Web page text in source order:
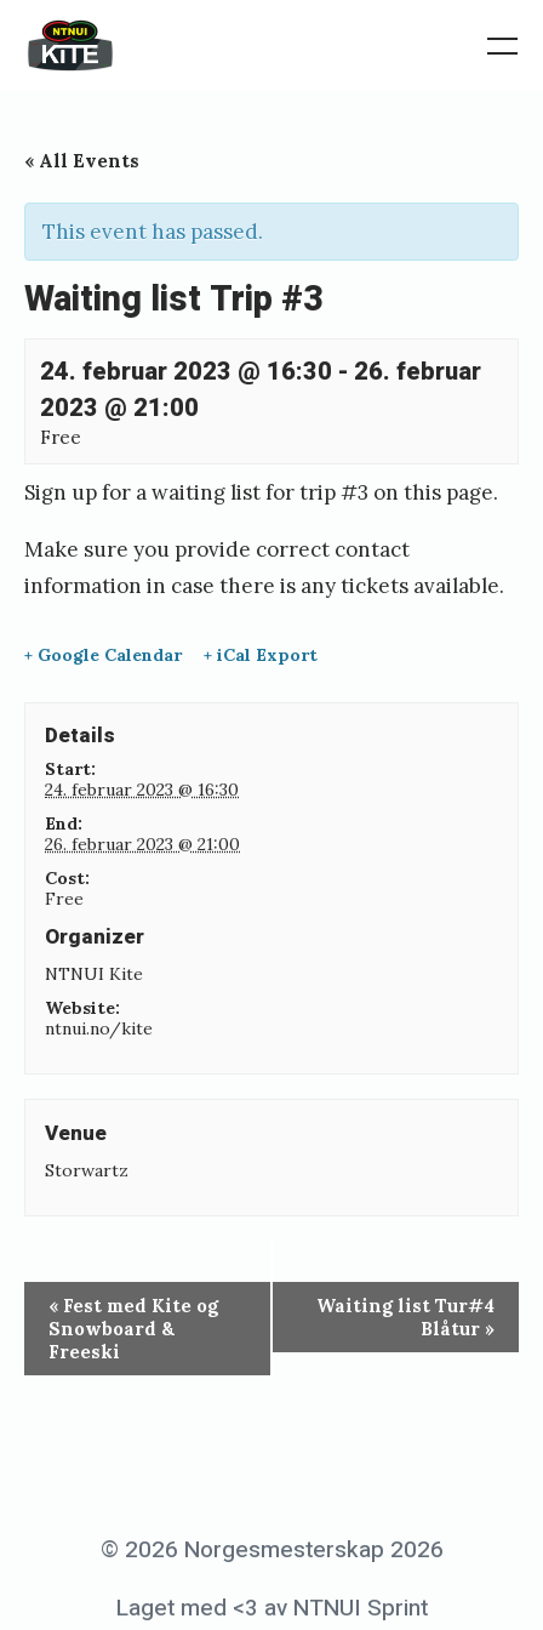
Norgesmesterskap
« All Events
This event has passed.
Waiting list Trip #3
24. februar 2023 @ 16:30 - 26. februar
2023 @ 21:00
Free
Sign up for a waiting list for trip #3 on this page.
Make sure you provide correct contact
information in case there is any tickets available.
+ Google Calendar + iCal Export
Details
Start:
24. februar 2023 @ 16:30
End:
26. februar 2023 @ 21:00
Cost:
Free
Organizer
NTNUI Kite
Website:
ntnui.no/kite
Venue
Storwartz
« Fest med Kite og
Snowboard &
Freeski
Waiting list Tur#4
Blåtur »
© 2026 Norgesmesterskap 2026
Laget med <3 av NTNUI Sprint